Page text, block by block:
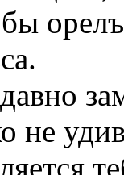
не